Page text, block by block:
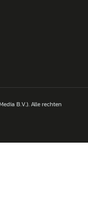
B.V.). Alle rechten